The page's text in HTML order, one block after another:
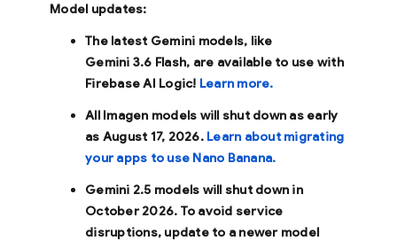
Model updates:
The latest Gemini models, like
Gemini 3.6 Flash, are available to use with
Firebase AI Logic! Learn more.
All Imagen models will shut down as early
as August 17, 2026. Learn about migrating
your apps to use Nano Banana.
Gemini 2.5 models will shut down in
October 2026. To avoid service
disruptions, update to a newer model